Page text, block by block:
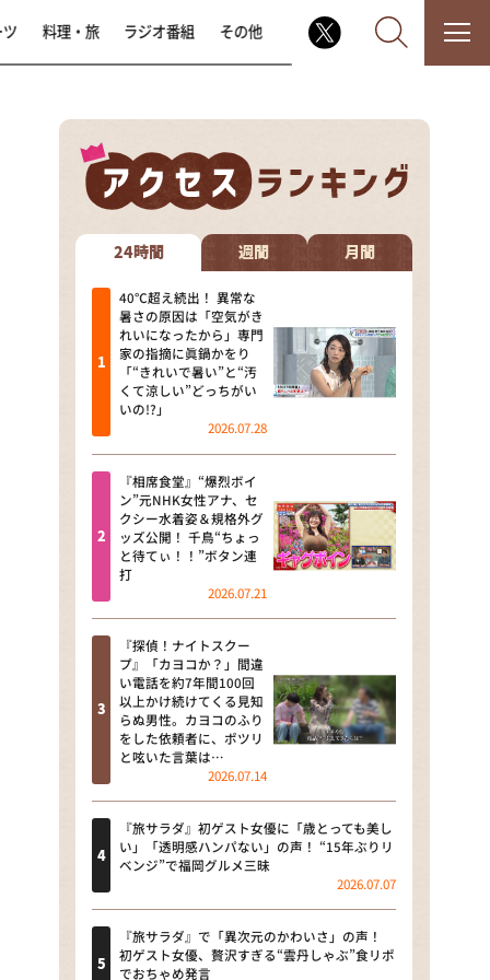
なるみ・岡村の過ぎるTV
相席食堂
これ余談なんですけど・・・
～人生密着トークバラエティ！
～ やすとものいたって真剣です
探偵！ナイトスクープ
news おかえり
河合＆A.B.C-Z塚田×福井アナ
「なんでやねん！？」（news お
かえり）
DAIGOも台所 ～きょうの献立 何
にする？～
本日はダイアンなり！シーズン２
朝だ！生です旅サラダ
教えて！ニュースライブ 正義の
ミカタ
ＬＩＦＥ～夢のカタチ～
新婚さんいらっしゃい！
ザキ山小屋本館
料理・旅 ラジオ番組 その他
24時間 週間 月間
40℃超え続出！ 異常な
暑さの原因は「空気がき
れいになったから」専門
家の指摘に眞鍋かをり
「“きれいで暑い”と“汚
くて涼しい”どっちがい
いの!?」
2026.07.28
『相席食堂』“爆烈ボイ
ン”元NHK女性アナ、セ
クシー水着姿＆規格外グ
ッズ公開！ 千鳥“ちょっ
と待てぃ！！”ボタン連
打
2026.07.21
『探偵！ナイトスクー
プ』「カヨコか？」間違
い電話を約7年間100回
以上かけ続けてくる見知
らぬ男性。カヨコのふり
をした依頼者に、ポツリ
と呟いた言葉は…
2026.07.14
『旅サラダ』初ゲスト女優に「歳とっても美し
い」「透明感ハンパない」の声！ “15年ぶりリ
ベンジ”で福岡グルメ三昧
2026.07.07
『旅サラダ』で「異次元のかわいさ」の声！
初ゲスト女優、贅沢すぎる“雲丹しゃぶ”食リポ
でおちゃめ発言